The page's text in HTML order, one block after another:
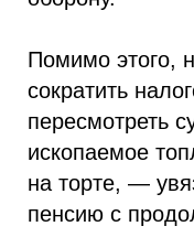
Помимо этого,
сократить
пересмотреть
ископаемое
на торте, —
пенсию с